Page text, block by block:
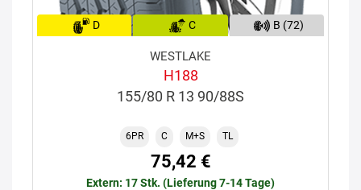
D C B (72)
WESTLAKE
H188
155/80 R 13 90/88S
6PR C M+S TL
75,42 €
Extern: 17 Stk. (Lieferung 7-14 Tage)